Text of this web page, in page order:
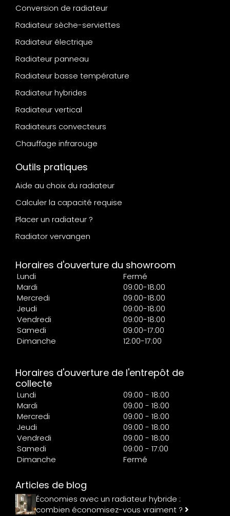
Conversion de radiateur
Radiateur sèche-serviettes
Radiateur électrique
Radiateur panneau
Radiateur basse température
Radiateur hybrides
Radiateur vertical
Radiateurs convecteurs
Chauffage infrarouge
Outils pratiques
Aide au choix du radiateur
Calculer la capacité requise
Placer un radiateur ?
Radiator vervangen
Horaires d'ouverture du showroom
Lundi
Fermé
Mardi
09:00-18:00
Mercredi
09:00-18:00
Jeudi
09:00-18:00
Vendredi
09:00-18:00
Samedi
09:00-17:00
Dimanche
12:00-17:00
Horaires d'ouverture de l'entrepôt de
collecte
Lundi
09:00 - 18:00
Mardi
09:00 - 18:00
Mercredi
09:00 - 18:00
Jeudi
09:00 - 18:00
Vendredi
09:00 - 18:00
Samedi
09:00 - 17:00
Dimanche
Fermé
Articles de blog
Économies avec un radiateur hybride :
combien économisez-vous vraiment ?